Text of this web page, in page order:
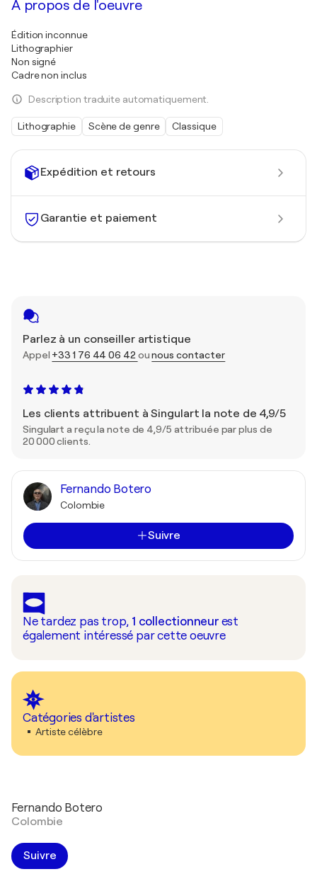
Expédition et retours
Garantie et paiement
Parlez à un conseiller artistique
Appel +33 1 76 44 06 42 ounous contacter
Les clients attribuent à Singulart la note de 4,9/5
Singulart a reçu la note de 4,9/5 attribuée par plus de
20 000 clients.
Fernando Botero
Colombie
Suivre
Ne tardez pas trop, 1 collectionneur est
également intéressé par cette oeuvre
Catégories d'artistes
Artiste célèbre
À propos de l'oeuvre
Édition inconnue
Lithographier
Non signé
Cadre non inclus
Description traduite automatiquement.
Lithographie Scène de genre Classique
Fernando Botero
Colombie
Suivre